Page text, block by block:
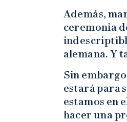
Además,
ceremonia
alemana. Y
Sin
estará para
estamos en
hacer una